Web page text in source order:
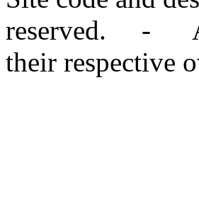
reserved. -
their respective